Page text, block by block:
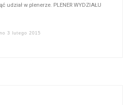
udział w plenerze. PLENER WYDZIAŁU
3 lutego 2015